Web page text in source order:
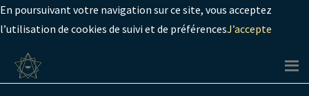
En poursuivant votre navigation sur ce site, vous acceptez
l’utilisation de cookies de suivi et de préférencesJ’accepte